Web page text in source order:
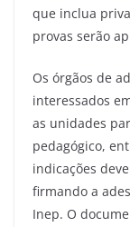
que inclua
provas serão
Os órgãos de
interessados
as unidades
pedagógico,
indicações
firmando a
Inep. O